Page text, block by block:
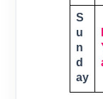
S
U
N
D
Ay